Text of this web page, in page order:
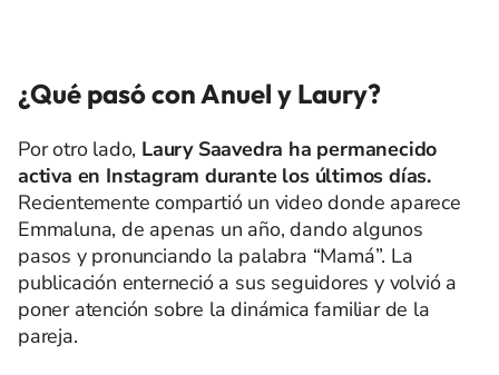
¿Qué pasó con Anuel y Laury?
Por otro lado, Laury Saavedra ha permanecido
activa en Instagram durante los últimos días.
Recientemente compartió un video donde aparece
Emmaluna, de apenas un año, dando algunos
pasos y pronunciando la palabra “Mamá”. La
publicación enterneció a sus seguidores y volvió a
poner atención sobre la dinámica familiar de la
pareja.